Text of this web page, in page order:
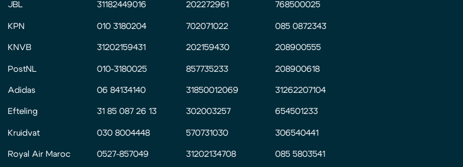
JBL
KPN
KNVB
PostNL
Adidas
Efteling
Kruidvat
Royal Air Maroc
31182449016
010 3180204
31202159431
010-3180025
06 84134140
31 85 087 26 13
030 8004448
0527-857049
202272961
702071022
202159430
857735233
31850012069
302003257
570731030
31202134708
768500025
085 0872343
208900555
208900618
31262207104
654501233
306540441
085 5803541